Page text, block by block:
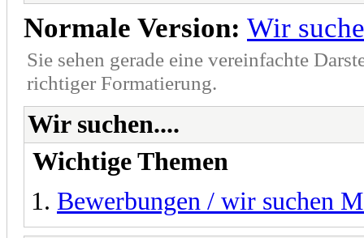
Normale Version: Wir
Sie sehen gerade eine vereinfachte
richtiger Formatierung.
Wir suchen....
Wichtige Themen
Bewerbungen / wir suchen